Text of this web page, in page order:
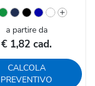
a partire da
€ 1,82 cad.
CALCOLA
PREVENTIVO